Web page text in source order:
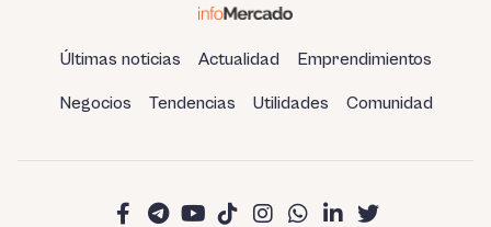
Últimas noticias Actualidad Emprendimientos
Negocios Tendencias Utilidades Comunidad